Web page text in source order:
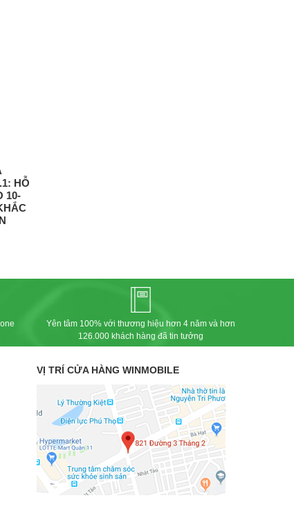
HỖ
10-
Yên tâm 100% với thương hiệu hơn 4 năm và hơn
126.000 khách hàng đã tin tưởng
VỊ TRÍ CỬA HÀNG WINMOBILE